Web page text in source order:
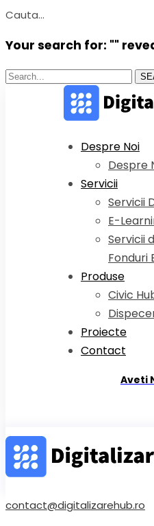
Cauta...
Your search for: ""
Search...
Despre Noi
Despre
Servicii
Servicii
E-
Servicii
Fonduri
Produse
Civic
Proiecte
Contact
Aveti
contact@digitalizarehub.ro